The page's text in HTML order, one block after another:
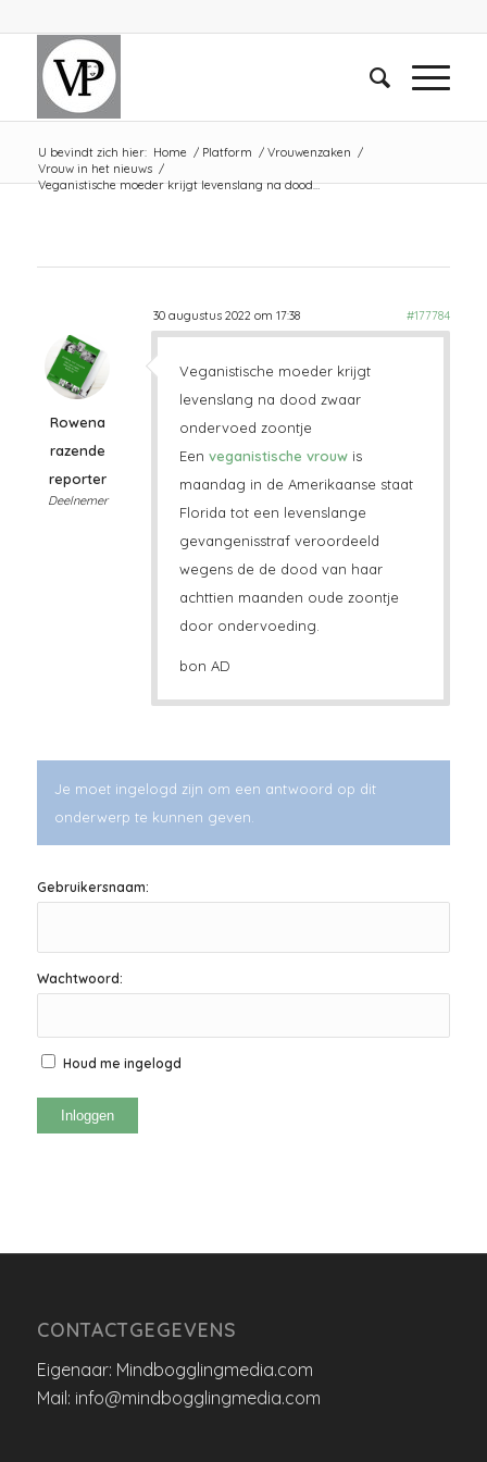
U bevindt zich hier: Home / Platform / Vrouwenzaken /
Vrouw in het nieuws /
Veganistische moeder krijgt levenslang na dood…
30 augustus 2022 om 17:38 #177784
Rowena
razende
reporter
Deelnemer
Veganistische moeder krijgt
levenslang na dood zwaar
ondervoed zoontje
Een veganistische vrouwis
maandag in de Amerikaanse staat
Florida tot een levenslange
gevangenisstraf veroordeeld
wegens de de dood van haar
achttien maanden oude zoontje
door ondervoeding.
bon AD
Je moet ingelogd zijn om een antwoord op dit
onderwerp te kunnen geven.
Gebruikersnaam:
Wachtwoord:
Houd me ingelogd
Inloggen
CONTACTGEGEVENS
Eigenaar: Mindbogglingmedia.com
Mail: info@mindbogglingmedia.com